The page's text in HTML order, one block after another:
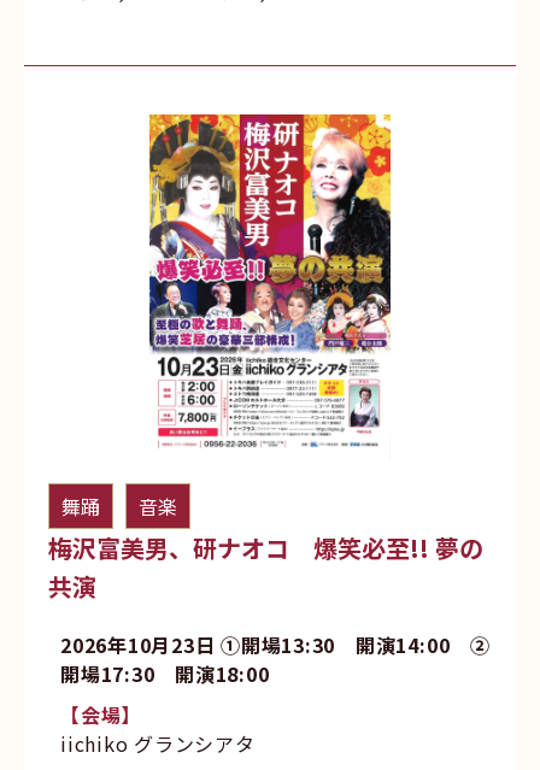
舞踊 音楽
梅沢富美男、研ナオコ 爆笑必至!! 夢の
共演
2026年10月23日 ①開場13:30 開演14:00 ②
開場17:30 開演18:00
【会場】
iichiko グランシアタ